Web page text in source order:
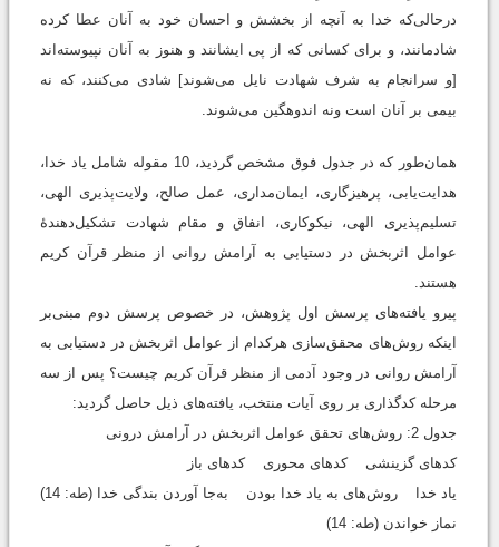
درحالی‌که خدا به آنچه از بخشش و احسان خود به آنان عطا کرده
شادمانند، و برای کسانی که از پی ایشانند و هنوز به آنان نپیوسته‌اند
[و سرانجام به شرف شهادت نایل می‌شوند] شادی می‌کنند، که نه
بیمی بر آنان است ونه اندوهگین می‌شوند.
همان‌طور که در جدول فوق مشخص گردید، 10 مقوله شامل یاد خدا،
هدایت‌یابی، پرهیزگاری، ایمان‌مداری، عمل صالح، ولایت‌پذیری الهی،
تسلیم‌پذیری الهی، نیکوکاری، انفاق و مقام شهادت تشکیل‌دهندۀ
عوامل اثربخش در دستیابی به آرامش روانی از منظر قرآن کریم
هستند.
پیرو یافته‌های پرسش اول پژوهش، در خصوص پرسش دوم مبنی‌بر
اینکه روش‌های محقق‌سازی هرکدام از عوامل اثربخش در دستیابی به
آرامش روانی در وجود آدمی از منظر قرآن کریم چیست؟ پس از سه
مرحله کدگذاری بر روی آیات منتخب، یافته‌های ذیل حاصل گردید:
جدول 2: روش‌های تحقق عوامل اثربخش در آرامش درونی
کدهای گزینشی کدهای محوری کدهای باز
یاد خدا روش‌های به ‌یاد خدا بودن به‌جا آوردن بندگی خدا (طه: 14)
نماز خواندن (طه: 14)